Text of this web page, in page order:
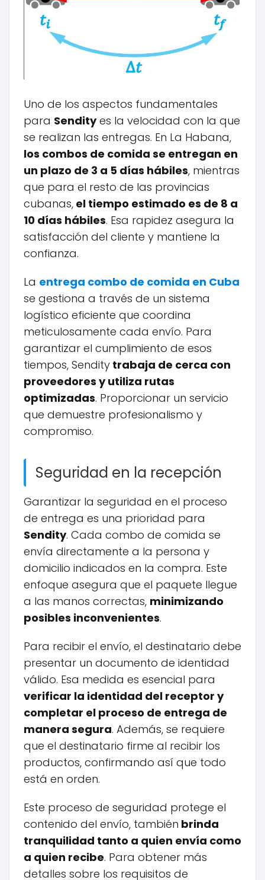
Uno de los aspectos fundamentales
para Sendityes la velocidad con la que
se realizan las entregas. En La Habana,
los combos de comida se entregan en
un plazo de 3 a 5 días hábiles, mientras
que para el resto de las provincias
cubanas, el tiempo estimado es de 8 a
10 días hábiles. Esa rapidez asegura la
satisfacción del cliente y mantiene la
confianza.
La entrega combo de comida en Cuba
se gestiona a través de un sistema
logístico eficiente que coordina
meticulosamente cada envío. Para
garantizar el cumplimiento de esos
tiempos, Sendity trabaja de cerca con
proveedores y utiliza rutas
optimizadas. Proporcionar un servicio
que demuestre profesionalismo y
compromiso.
Seguridad en la recepción
Garantizar la seguridad en el proceso
de entrega es una prioridad para
Sendity. Cada combo de comida se
envía directamente a la persona y
domicilio indicados en la compra. Este
enfoque asegura que el paquete llegue
a las manos correctas, minimizando
posibles inconvenientes.
Para recibir el envío, el destinatario debe
presentar un documento de identidad
válido. Esa medida es esencial para
verificar la identidad del receptor y
completar el proceso de entrega de
manera segura. Además, se requiere
que el destinatario firme al recibir los
productos, confirmando así que todo
está en orden.
Este proceso de seguridad protege el
contenido del envío, también brinda
tranquilidad tanto a quien envía como
a quien recibe. Para obtener más
detalles sobre los requisitos de